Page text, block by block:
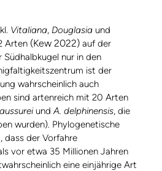
Vitaliana, Douglasia und
Arten (Kew 2022) auf der
nur in den
ist der
wahrscheinlich auch
sind artenreich mit 20 Arten
undA. delphinensis, die
wurden). Phylogenetische
dass der Vorfahre
vor etwa 35 Millionen Jahren
eine einjährige Art